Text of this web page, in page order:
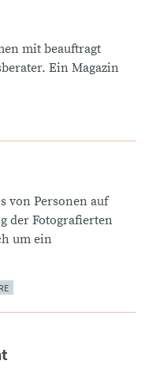
mit beauftragt
Ein Magazin
von Personen auf
der Fotografierten
um ein